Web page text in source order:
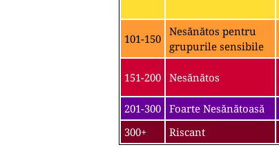
101-150
Nesănătos pentru
grupurile sensibile
151-200 Nesănătos
201-300 Foarte Nesănătoasă
300+
Riscant